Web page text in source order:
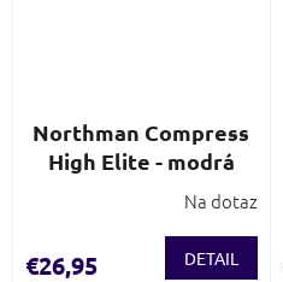
Northman Compress
High Elite - modrá
Na dotaz
€26,95 DETAIL